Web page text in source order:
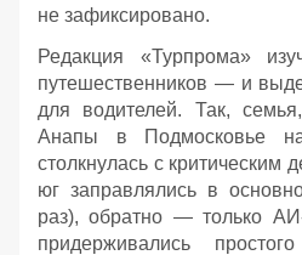
не зафиксировано.
Редакция «Турпрома»
путешественников — и
для водителей. Так,
Анапы в Подмосковье
столкнулась с критическим
юг заправлялись в
раз), обратно — только
придерживались